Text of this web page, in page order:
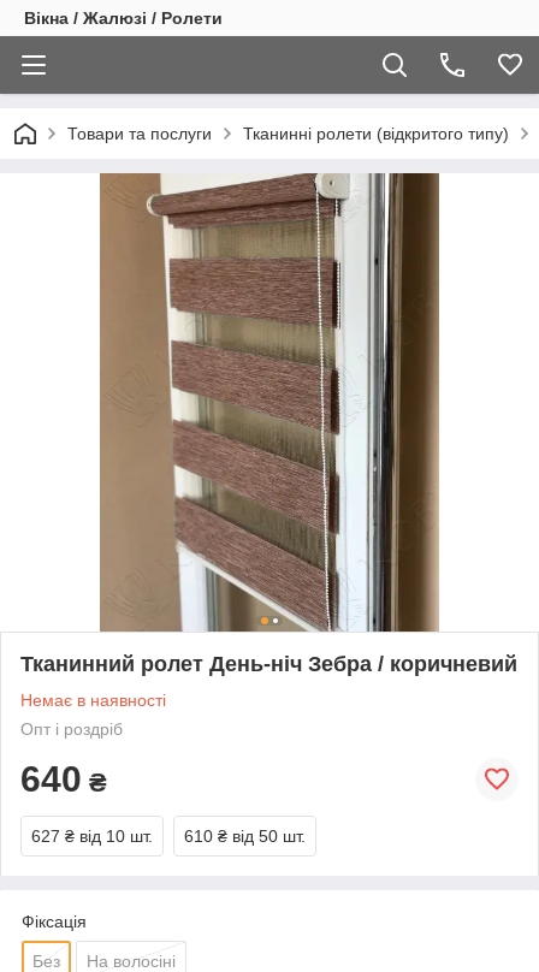
Вікна / Жалюзі / Ролети
Товари та послуги Тканинні ролети (відкритого типу)
Тканинний ролет День-ніч Зебра / коричневий
Немає в наявності
Опт і роздріб
640 ₴
627 ₴ від 10 шт. 610 ₴ від 50 шт.
Фіксація
Без На волосіні